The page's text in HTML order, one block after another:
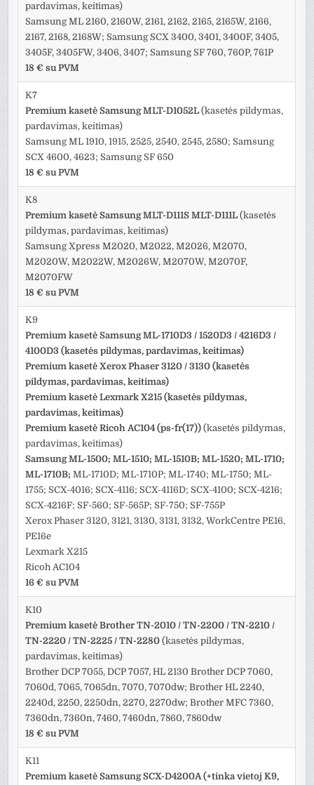
pardavimas, keitimas)
Samsung ML 2160, 2160W, 2161, 2162, 2165, 2165W, 2166,
2167, 2168, 2168W; Samsung SCX 3400, 3401, 3400F, 3405,
3405F, 3405FW, 3406, 3407; Samsung SF 760, 760P, 761P
18 € su PVM
K7
Premium kasetė Samsung MLT-D1052L (kasetės pildymas,
pardavimas, keitimas)
Samsung ML 1910, 1915, 2525, 2540, 2545, 2580; Samsung
SCX 4600, 4623; Samsung SF 650
18 € su PVM
K8
Premium kasetė Samsung MLT-D111S MLT-D111L (kasetės
pildymas, pardavimas, keitimas)
Samsung Xpress M2020, M2022, M2026, M2070,
M2020W, M2022W, M2026W, M2070W, M2070F,
M2070FW
18 € su PVM
K9
Premium kasetė Samsung ML-1710D3 / 1520D3 / 4216D3 /
4100D3 (kasetės pildymas, pardavimas, keitimas)
Premium kasetė Xerox Phaser 3120 / 3130 (kasetės
pildymas, pardavimas, keitimas)
Premium kasetė Lexmark X215 (kasetės pildymas,
pardavimas, keitimas)
Premium kasetė Ricoh AC104 (ps-fr(17)) (kasetės pildymas,
pardavimas, keitimas)
Samsung ML-1500; ML-1510; ML-1510B; ML-1520; ML-1710;
ML-1710B;ML-1710D; ML-1710P; ML-1740; ML-1750; ML-
1755; SCX-4016; SCX-4116; SCX-4116D; SCX-4100; SCX-4216;
SCX-4216F; SF-560; SF-565P; SF-750; SF-755P
Xerox Phaser 3120, 3121, 3130, 3131, 3132, WorkCentre PE16,
PE16e
Lexmark X215
Ricoh AC104
16 € su PVM
K10
Premium kasetė Brother TN-2010 / TN-2200 / TN-2210 /
TN-2220 / TN-2225 / TN-2280 (kasetės pildymas,
pardavimas, keitimas)
Brother DCP 7055, DCP 7057, HL 2130 Brother DCP 7060,
7060d, 7065, 7065dn, 7070, 7070dw; Brother HL 2240,
2240d, 2250, 2250dn, 2270, 2270dw; Brother MFC 7360,
7360dn, 7360n, 7460, 7460dn, 7860, 7860dw
18 € su PVM
K11
Premium kasetė Samsung SCX-D4200A (+tinka vietoj K9,